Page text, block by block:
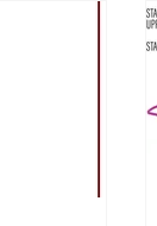
Gyakorlatok